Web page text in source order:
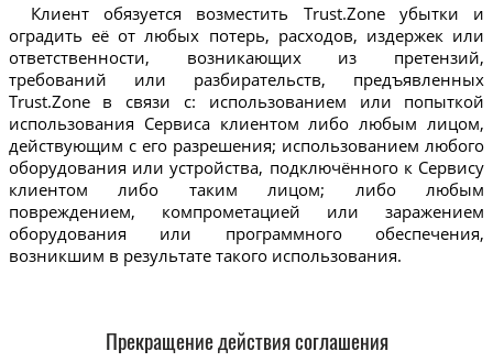
Клиент обязуется возместить Trust.Zone убытки и
оградить её от любых потерь, расходов, издержек или
ответственности, возникающих из претензий,
требований или разбирательств, предъявленных
Trust.Zone в связи с: использованием или попыткой
использования Сервиса клиентом либо любым лицом,
действующим с его разрешения; использованием любого
оборудования или устройства, подключённого к Сервису
клиентом либо таким лицом; либо любым
повреждением, компрометацией или заражением
оборудования или программного обеспечения,
возникшим в результате такого использования.
Прекращение действия соглашения